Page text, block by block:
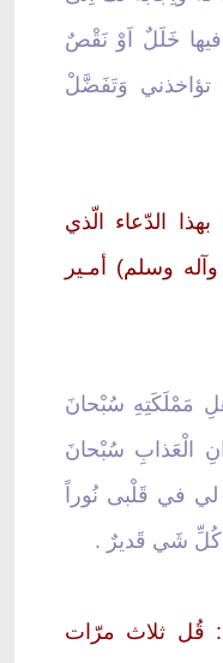
فيها خَلَلٌ اَوْ نَقْصٌ
تؤاخذني وَتَفَضَّلْ
الدّعاء الّذي
وسلم) أمـير
مَمْلَكَتِهِ سُبْحانَ
الْعَذابِ سُبْحانَ
لي في قَلْبى نُوراً
كُلِّ شَي قَديرٌ .
قُل ثلاث مرّات